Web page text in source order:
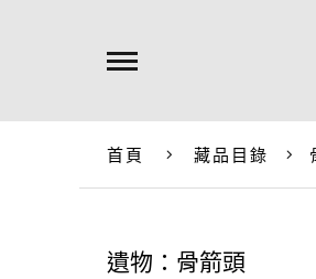
首頁 藏品目錄
遺物：骨箭頭